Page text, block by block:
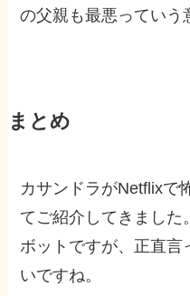
の父親も最悪っていう
まとめ
カサンドラがNetflixで
てご紹介してきました
ボットですが、正直言
いですね。